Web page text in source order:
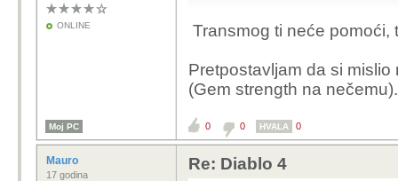
ONLINE Transmog ti neće
Pretpostavljam da si
(Gem strength na nečemu).
Moj PC 0 0 HVALA 0
Mauro
17 godina
Re: Diablo 4